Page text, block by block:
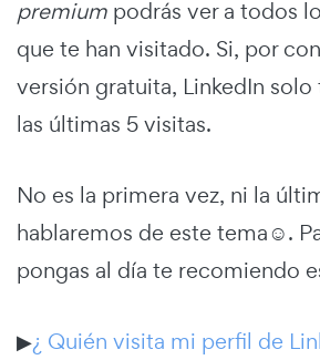
premium podrás ver a todos
que te han visitado. Si, por
versión gratuita, LinkedIn
las últimas 5 visitas.
No es la primera vez, ni la
hablaremos de este tema☺.
pongas al día te recomiendo
▶¿ Quién visita mi perfil de